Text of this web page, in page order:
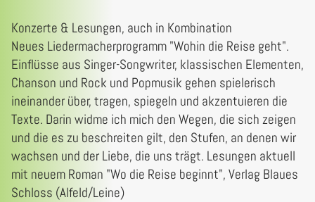
Konzerte & Lesungen, auch in Kombination
Neues Liedermacherprogramm "Wohin die Reise geht".
Einflüsse aus Singer-Songwriter, klassischen Elementen,
Chanson und Rock und Popmusik gehen spielerisch
ineinander über, tragen, spiegeln und akzentuieren die
Texte. Darin widme ich mich den Wegen, die sich zeigen
und die es zu beschreiten gilt, den Stufen, an denen wir
wachsen und der Liebe, die uns trägt. Lesungen aktuell
mit neuem Roman "Wo die Reise beginnt", Verlag Blaues
Schloss (Alfeld/Leine)